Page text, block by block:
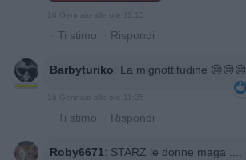
16 Gennaio alle ore 11:15
· Ti stimo · Rispondi
Barbyturiko: La mignottitudine 😔😔😔
16 Gennaio alle ore 11:25
· Ti stimo · Rispondi
Roby6671: STARZ le donne maga ....